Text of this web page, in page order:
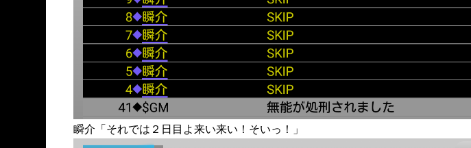
瞬介「それでは２日目よ来い来い！そいっ！」